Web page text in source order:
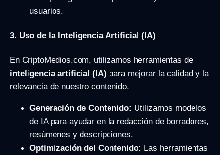
usuarios.
3. Uso de la Inteligencia Artificial (IA)
En CriptoMedios.com, utilizamos herramientas de
inteligencia artificial (IA) para mejorar la calidad y la
relevancia de nuestro contenido.
Generación de Contenido: Utilizamos modelos
de IA para ayudar en la redacción de borradores,
resúmenes y descripciones.
Optimización del Contenido: Las herramientas